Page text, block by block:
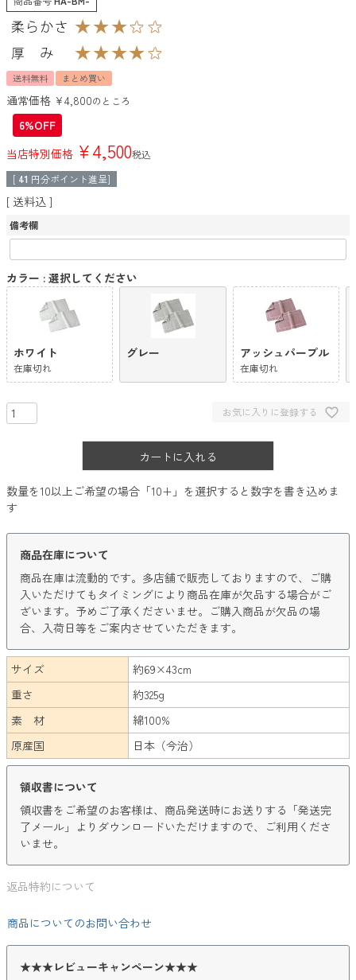
送料無料 まとめ買い
通常価格 ¥4,800のところ
6%OFF
当店特別価格 ¥4,500税込
[ 41 円分ポイント進呈]
送料込
備考欄
カラー 選択してください
ホワイト
在庫切れ
グレー アッシュパープル
在庫切れ
お気に入りに登録する
カートに入れる
数量を10以上ご希望の場合「10+」を選択すると数字を書き込めま
す
商品在庫について
商品在庫は流動的です。多店舗で販売しておりますので、ご購
入いただけてもタイミングにより商品在庫が欠品する場合がご
ざいます。予めご了承くださいませ。ご購入商品が欠品の場
合、入荷日等をご案内させていただきます。
サイズ
約69×43cm
重さ
約325g
素 材
綿100%
原産国
日本（今治）
領収書について
領収書をご希望のお客様は、商品発送時にお送りする「発送完
了メール」よりダウンロードいただけますので、ご利用くださ
いませ。
返品特約について
商品についてのお問い合わせ
★★★レビューキャンペーン★★★